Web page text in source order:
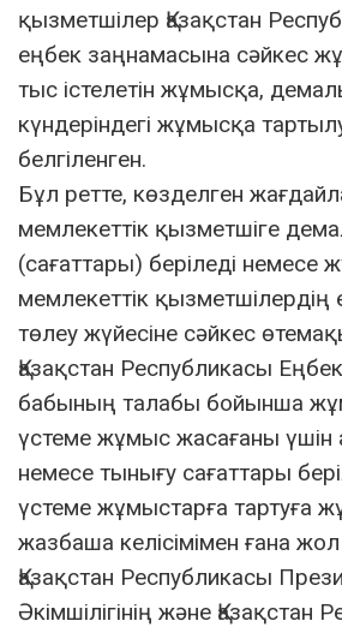
қызметшілер Қазақстан
еңбек заңнамасына сәйкес
тыс істелетін жұмысқа,
күндерiндегі жұмысқа
белгіленген.
Бұл ретте, көзделген
мемлекеттік қызметшіге
(сағаттары) беріледі немесе
мемлекеттік қызметшілердің
төлеу жүйесіне сәйкес
Қазақстан Республикасы
бабының талабы бойынша
үстеме жұмыс жасағаны үшін
немесе тынығу сағаттары
үстеме жұмыстарға тартуға
жазбаша келісімімен ғана жол
Қазақстан Республикасы
Әкімшілігінің және Қазақстан